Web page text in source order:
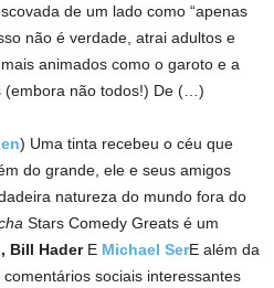
de um lado como “apenas
não é verdade, atrai adultos e
animados como o garoto e a
(embora não todos!) De (…)
) Uma tinta recebeu o céu que
do grande, ele e seus amigos
natureza do mundo fora do
Stars Comedy Greats é um
Bill HaderE Michael SerE além da
sociais interessantes